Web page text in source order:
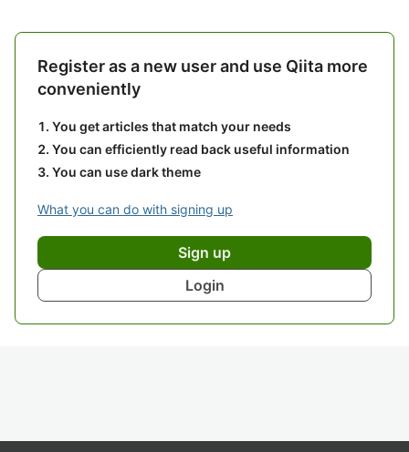
Register as a new user and use Qiita more
conveniently
You get articles that match your needs
You can efficiently read back useful information
You can use dark theme
What you can do with signing up
Sign up
Login